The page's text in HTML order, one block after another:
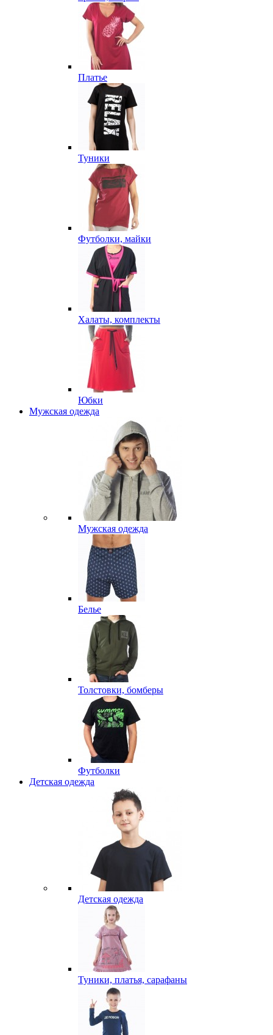
Платье
Туники
Футболки, майки
Халаты, комплекты
Юбки
Мужская одежда
Мужская одежда
Белье
Толстовки, бомберы
Футболки
Детская одежда
Детская одежда
Туники, платья, сарафаны